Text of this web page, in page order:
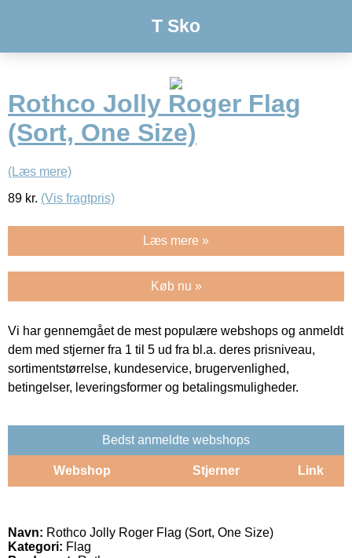
T Sko
Rothco Jolly Roger Flag
(Sort, One Size)
(Læs mere)
89 kr. (Vis fragtpris)
Læs mere »
Køb nu »
Vi har gennemgået de mest populære webshops og anmeldt
dem med stjerner fra 1 til 5 ud fra bl.a. deres prisniveau,
sortimentstørrelse, kundeservice, brugervenlighed,
betingelser, leveringsformer og betalingsmuligheder.
Bedst anmeldte webshops
Webshop Stjerner Link
Navn: Rothco Jolly Roger Flag (Sort, One Size)
Kategori: Flag